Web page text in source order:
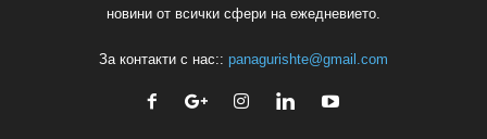
новини от всички сфери на ежедневието.
За контакти с нас:: panagurishte@gmail.com